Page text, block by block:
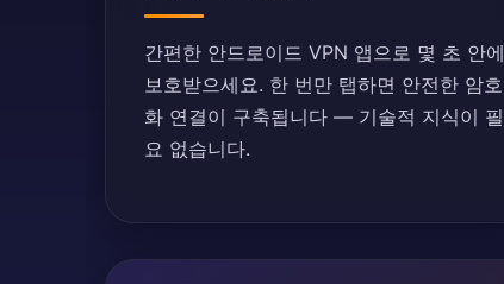
간편한 안드로이드 VPN 앱으로 몇 초 안에
보호받으세요. 한 번만 탭하면 안전한 암호
화 연결이 구축됩니다 — 기술적 지식이 필
요 없습니다.